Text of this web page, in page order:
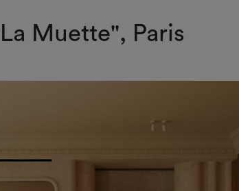
Muette", Paris